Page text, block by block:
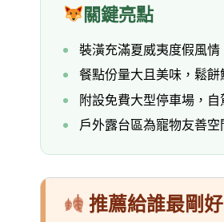
關鍵亮點
裝潢充滿夏威夷度假風情
餐點份量大且美味，鬆
附設免費大型停車場，
戶外露台區為寵物友善空
推薦給誰最剛好